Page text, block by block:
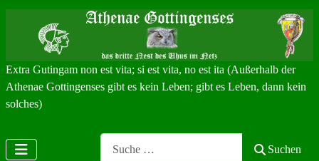
Extra Gutingam non est vita; si est vita, no est ita (Außerhalb der
Athenae Gottingenses gibt es kein Leben; gibt es Leben, dann kein
solches)
Suchen